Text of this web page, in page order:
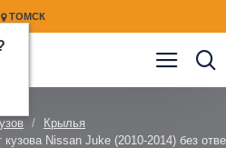
ТОМСК
Крылья
Nissan Juke (2010-2014) без отве